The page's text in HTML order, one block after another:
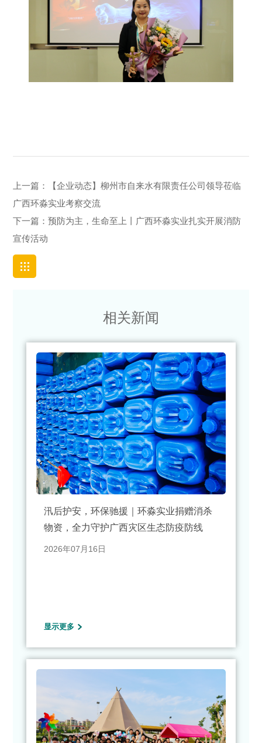
上一篇：
【企业动态】柳州市自来水有限责任公司领导莅临
广西环淼实业考察交流
下一篇：预防为主，生命至上丨广西环淼实业扎实开展消防
宣传活动
相关新闻
汛后护安，环保驰援｜环淼实业捐赠消杀
物资，全力守护广西灾区生态防疫防线
2026年07月16日
显示更多